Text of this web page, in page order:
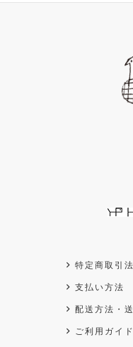
特定商取引
支払い方法
配送方法・
ご利用ガイド